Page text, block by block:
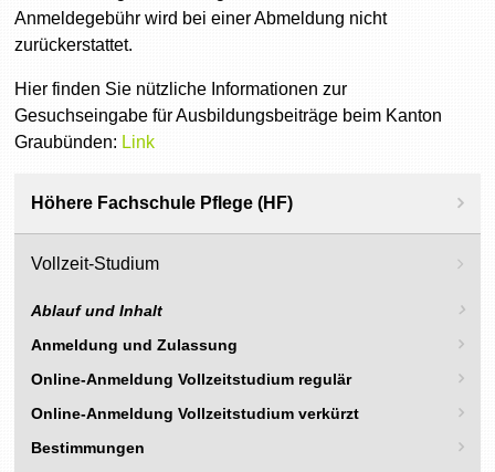
Anmeldegebühr wird bei einer Abmeldung nicht
zurückerstattet.
Hier finden Sie nützliche Informationen zur
Gesuchseingabe für Ausbildungsbeiträge beim Kanton
Graubünden: Link
Höhere Fachschule Pflege (HF)
Vollzeit-Studium
Ablauf und Inhalt
Anmeldung und Zulassung
Online-Anmeldung Vollzeitstudium regulär
Online-Anmeldung Vollzeitstudium verkürzt
Bestimmungen